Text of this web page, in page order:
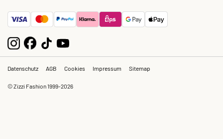
Datenschutz AGB Cookies Impressum Sitemap
© Zizzi Fashion 1999-2026